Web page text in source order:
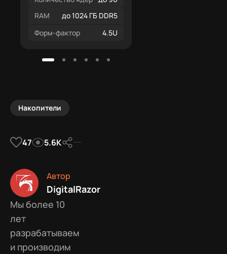
RAM
до 1024 ГБ DDR5
Форм-фактор
4.5U
Накопители
47 5.6К
Автор
DigitalRazor
Мы более 10
лет
разрабатываем
и производим